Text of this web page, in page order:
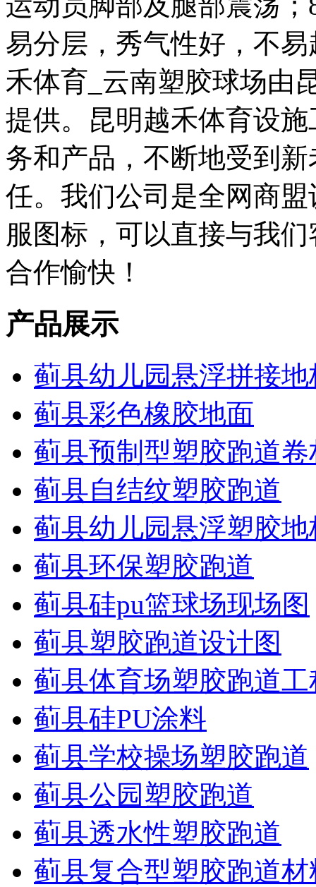
易分层，秀气性好，不
禾体育_云南塑胶球场由
提供。昆明越禾体育设
务和产品，不断地受到
任。我们公司是全网商
服图标，可以直接与我
合作愉快！
产品展示
蓟县幼儿园悬浮拼接地
蓟县彩色橡胶地面
蓟县预制型塑胶跑道卷
蓟县自结纹塑胶跑道
蓟县幼儿园悬浮塑胶
蓟县环保塑胶跑道
蓟县硅pu篮球场现场图
蓟县塑胶跑道设计图
蓟县体育场塑胶跑道工
蓟县硅PU涂料
蓟县学校操场塑胶跑道
蓟县公园塑胶跑道
蓟县透水性塑胶跑道
蓟县复合型塑胶跑道材